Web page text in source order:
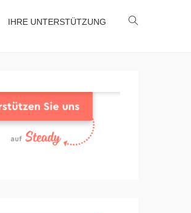
IHRE UNTERSTÜTZUNG